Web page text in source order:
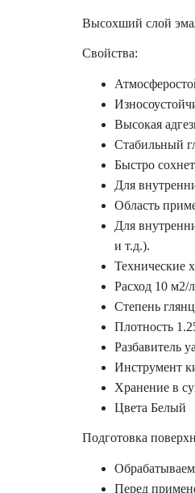
Высохший слой
Свойства:
Высокая
Стабильный
Быстро сохнет
Для
Область
Для
и т.д.).
Технические
Расход 10 м2/л
Степень
Плотность
Разбавитель
Инструмент
Хранение в
Цвета Белый
Подготовка
Перед